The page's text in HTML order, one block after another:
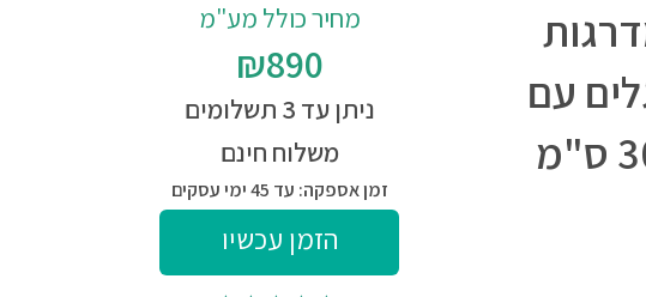
עם
גלגל אחורי עד 30 ס"מ
מחיר כולל מע"מ
₪890
ניתן עד 3 תשלומים
משלוח חינם
זמן אספקה: עד 45 ימי עסקים